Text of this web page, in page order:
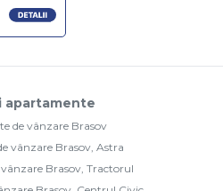
apartamente
de vânzare Brasov
vânzare Brasov, Astra
Brasov, Tractorul